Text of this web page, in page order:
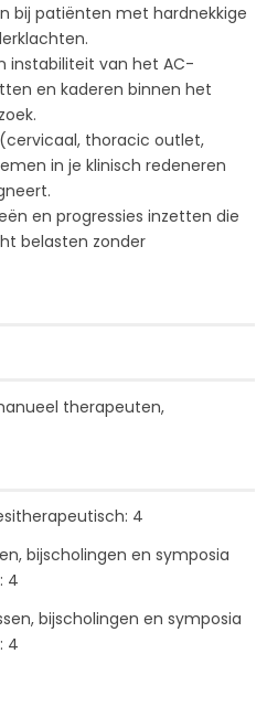
bij patiënten met hardnekkige
instabiliteit van het AC-
en kaderen binnen het
thoracic outlet,
in je klinisch redeneren
en progressies inzetten die
belasten zonder
therapeuten,
4
bijscholingen en symposia
4
bijscholingen en symposia
4